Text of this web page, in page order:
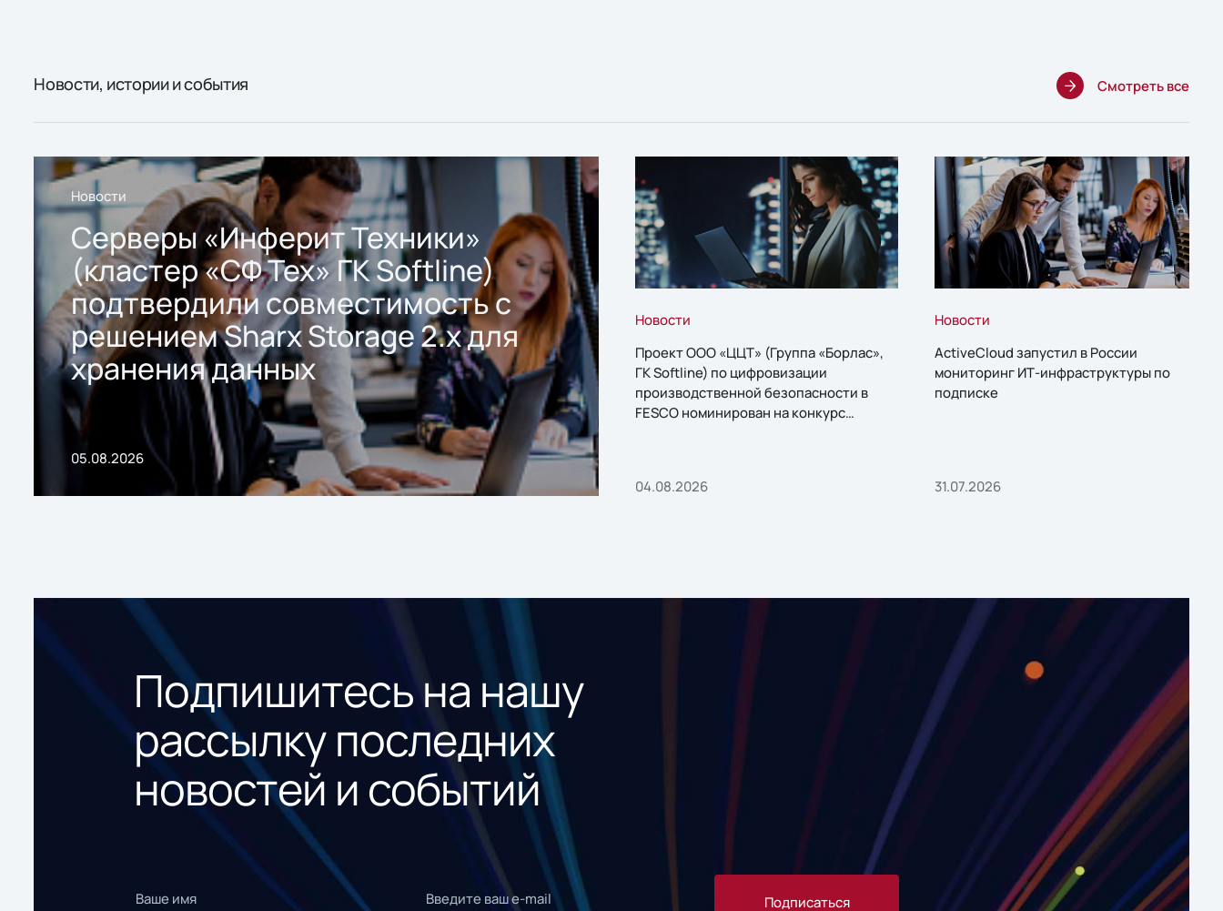
Новости, истории и события Смотреть все
Новости
Серверы «Инферит Техники»
(кластер «СФ Тех» ГК Softline)
подтвердили совместимость с
решением Sharx Storage 2.x для
хранения данных
05.08.2026
Новости
Проект ООО «ЦЦТ» (Группа «Борлас»,
ГК Softline) по цифровизации
производственной безопасности в
FESCO номинирован на конкурс
04.08.2026
Новости
ActiveCloud запустил в России
мониторинг ИТ-инфраструктуры по
подписке
31.07.2026
Подпишитесь на нашу
рассылку последних
новостей и событий
Подписаться